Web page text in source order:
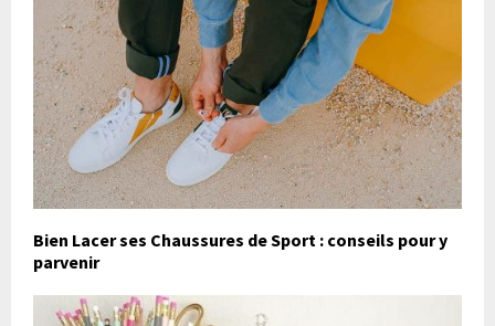
Bien Lacer ses Chaussures de Sport : conseils pour y
parvenir